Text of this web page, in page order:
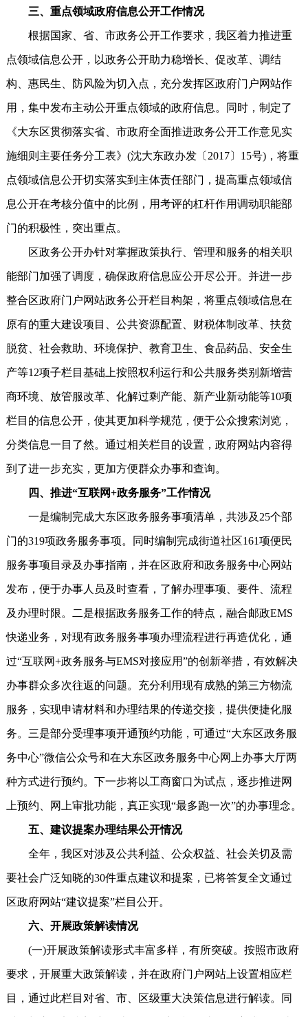
三、重点领域政府信息公开工作情况
根据国家、省、市政务公开工作要求，我区着力推进重
点领域信息公开，以政务公开助力稳增长、促改革、调结
构、惠民生、防风险为切入点，充分发挥区政府门户网站作
用，集中发布主动公开重点领域的政府信息。同时，制定了
《大东区贯彻落实省、市政府全面推进政务公开工作意见实
施细则主要任务分工表》(沈大东政办发〔2017〕15号)，将重
点领域信息公开切实落实到主体责任部门，提高重点领域信
息公开在考核分值中的比例，用考评的杠杆作用调动职能部
门的积极性，突出重点。
区政务公开办针对掌握政策执行、管理和服务的相关职
能部门加强了调度，确保政府信息应公开尽公开。并进一步
整合区政府门户网站政务公开栏目构架，将重点领域信息在
原有的重大建设项目、公共资源配置、财税体制改革、扶贫
脱贫、社会救助、环境保护、教育卫生、食品药品、安全生
产等12项子栏目基础上按照权利运行和公共服务类别新增营
商环境、放管服改革、化解过剩产能、新产业新动能等10项
栏目的信息公开，使其更加科学规范，便于公众搜索浏览，
分类信息一目了然。通过相关栏目的设置，政府网站内容得
到了进一步充实，更加方便群众办事和查询。
四、推进“互联网+政务服务”工作情况
一是编制完成大东区政务服务事项清单，共涉及25个部
门的319项政务服务事项。同时编制完成街道社区161项便民
服务事项目录及办事指南，并在区政府和政务服务中心网站
发布，便于办事人员及时查看，了解办理事项、要件、流程
及办理时限。二是根据政务服务工作的特点，融合邮政EMS
快递业务，对现有政务服务事项办理流程进行再造优化，通
过“互联网+政务服务与EMS对接应用”的创新举措，有效解决
办事群众多次往返的问题。充分利用现有成熟的第三方物流
服务，实现申请材料和办理结果的传递交接，提供便捷化服
务。三是部分受理事项开通预约功能，可通过“大东区政务服
务中心”微信公众号和在大东区政务服务中心网上办事大厅两
种方式进行预约。下一步将以工商窗口为试点，逐步推进网
上预约、网上审批功能，真正实现“最多跑一次”的办事理念。
五、建议提案办理结果公开情况
全年，我区对涉及公共利益、公众权益、社会关切及需
要社会广泛知晓的30件重点建议和提案，已将答复全文通过
区政府网站“建议提案”栏目公开。
六、开展政策解读情况
(一)开展政策解读形式丰富多样，有所突破。按照市政府
要求，开展重大政策解读，并在政府门户网站上设置相应栏
目，通过此栏目对省、市、区级重大决策信息进行解读。同